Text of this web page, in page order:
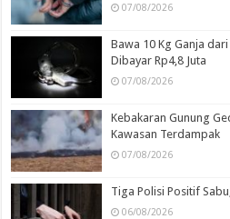
07/08/2026
Bawa 10 Kg Ganja
Dibayar Rp4,8 Juta
07/08/2026
Kebakaran Gunung
Kawasan Terdampak
07/08/2026
Tiga Polisi Positif
06/08/2026